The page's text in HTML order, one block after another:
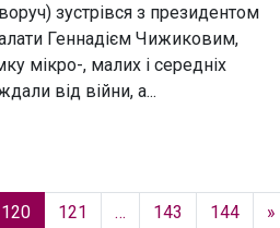
зустрівся з президентом
Геннадієм Чижиковим,
мікро-, малих і середніх
від війни, а...
120 121 … 143 144 »